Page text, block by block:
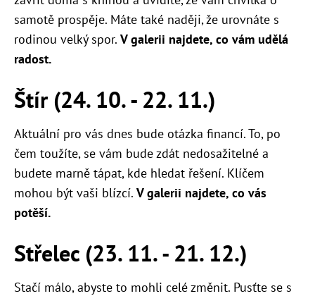
samotě prospěje. Máte také naději, že urovnáte s
rodinou velký spor. V galerii najdete, co vám udělá
radost.
Štír (24. 10. - 22. 11.)
Aktuální pro vás dnes bude otázka financí. To, po
čem toužíte, se vám bude zdát nedosažitelné a
budete marně tápat, kde hledat řešení. Klíčem
mohou být vaši blízcí. V galerii najdete, co vás
potěší.
Střelec (23. 11. - 21. 12.)
Stačí málo, abyste to mohli celé změnit. Pusťte se s